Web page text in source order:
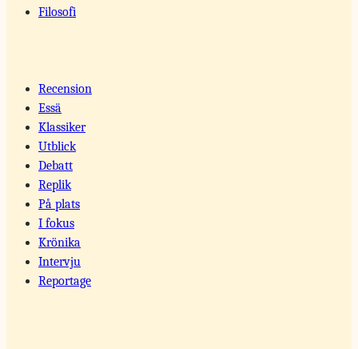
Filosofi
Recension
Essä
Klassiker
Utblick
Debatt
Replik
På plats
I fokus
Krönika
Intervju
Reportage